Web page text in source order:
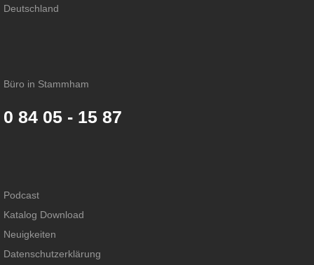
Deutschland
Büro in Stammham
0 84 05 - 15 87
Podcast
Katalog Download
Neuigkeiten
Datenschutzerklärung